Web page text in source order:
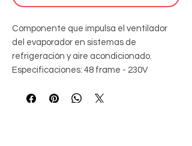
Componente que impulsa el ventilador
del evaporador en sistemas de
refrigeración y aire acondicionado.
Especificaciones: 48 frame - 230V
aislamiento clase B - 40°C ambiente -